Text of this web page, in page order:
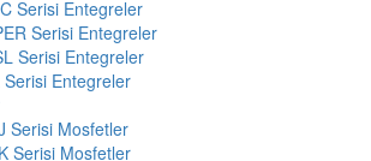
Serisi Entegreler
Serisi Entegreler
Serisi Entegreler
Serisi Entegreler
Serisi Mosfetler
Serisi Mosfetler